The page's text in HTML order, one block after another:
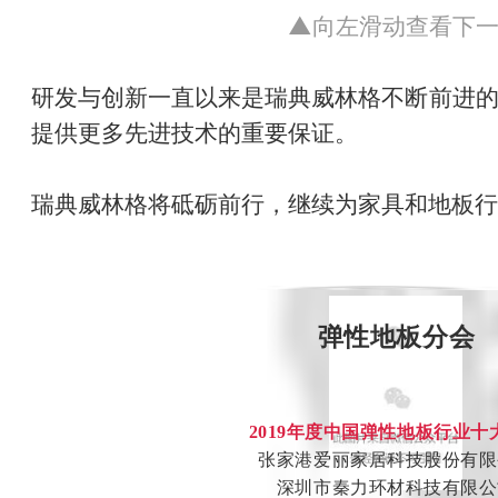
▲向左滑动查看下
研发与创新一直以来是瑞典威林格不断前进
提供更多先进技术的重要保证。
瑞典威林格将砥砺前行，继续为家具和地板
弹性地板分会
2019年度中国弹性地板行业十
张家港爱丽家居科技股份有
深圳市秦力环材科技有限